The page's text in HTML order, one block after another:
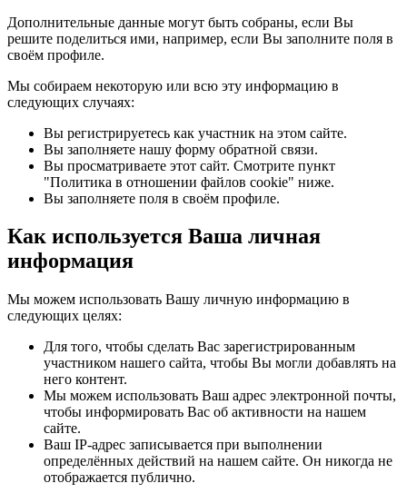
Дополнительные данные могут быть собраны, если Вы
решите поделиться ими, например, если Вы заполните поля в
своём профиле.
Мы собираем некоторую или всю эту информацию в
следующих случаях:
Вы регистрируетесь как участник на этом сайте.
Вы заполняете нашу форму обратной связи.
Вы просматриваете этот сайт. Смотрите пункт
"Политика в отношении файлов cookie" ниже.
Вы заполняете поля в своём профиле.
Как используется Ваша личная
информация
Мы можем использовать Вашу личную информацию в
следующих целях:
Для того, чтобы сделать Вас зарегистрированным
участником нашего сайта, чтобы Вы могли добавлять на
него контент.
Мы можем использовать Ваш адрес электронной почты,
чтобы информировать Вас об активности на нашем
сайте.
Ваш IP-адрес записывается при выполнении
определённых действий на нашем сайте. Он никогда не
отображается публично.